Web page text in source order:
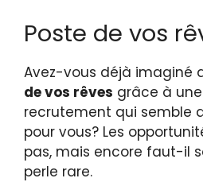
Poste de vos
Avez-vous déjà imaginé
de vos rêves grâce à
recrutement qui semble
pour vous? Les
pas, mais encore faut-il
perle rare.